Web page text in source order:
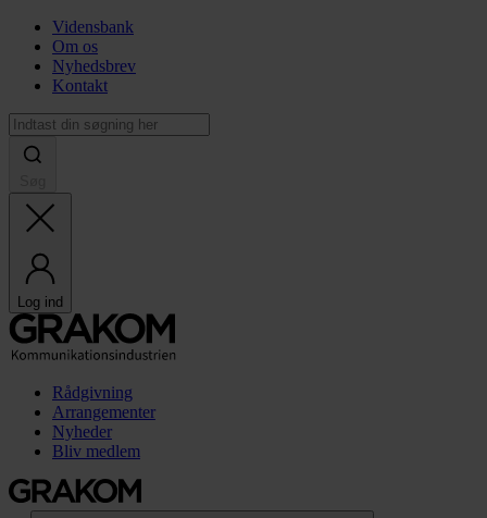
Vidensbank
Om os
Nyhedsbrev
Kontakt
Log ind
Rådgivning
Arrangementer
Nyheder
Bliv medlem